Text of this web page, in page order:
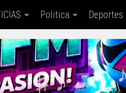
Politica Deportes